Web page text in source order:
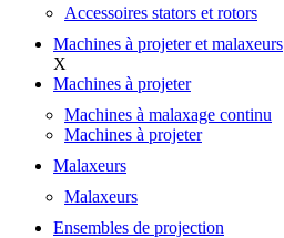
Accessoires stators et rotors
Machines à projeter et malaxeurs
X
Machines à projeter
Machines à malaxage continu
Machines à projeter
Malaxeurs
Malaxeurs
Ensembles de projection